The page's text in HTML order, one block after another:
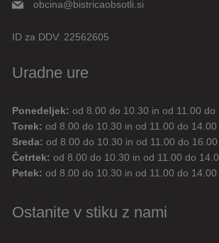
obcina@bistricaobsotli.si
ID za DDV: 22562605
Uradne ure
Ponedeljek: od 8.00 do 10.30 in od 11.00 do
Torek: od 8.00 do 10.30 in od 11.00 do 14.00
Sreda: od 8.00 do 10.30 in od 11.00 do 16.00
Četrtek: od 8.00 do 10.30 in od 11.00 do
Petek: od 8.00 do 10.30 in od 11.00 do 14.00
Ostanite v stiku z nami
Digitalni pomočnik
Aktualne novice Aktualne cestne zapore
Dovolilnice za parkiranje